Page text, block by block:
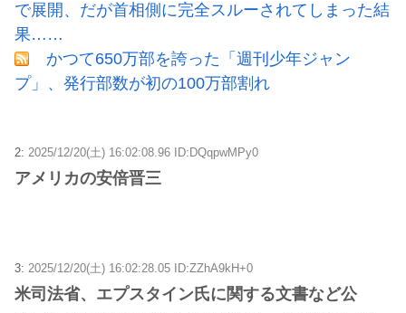
で展開、だが首相側に完全スルーされてしまった結
果……
かつて650万部を誇った「週刊少年ジャン
プ」、発行部数が初の100万部割れ
2: 2025/12/20(土) 16:02:08.96 ID:DQqpwMPy0
アメリカの安倍晋三
3: 2025/12/20(土) 16:02:28.05 ID:ZZhA9kH+0
米司法省、エプスタイン氏に関する文書など公